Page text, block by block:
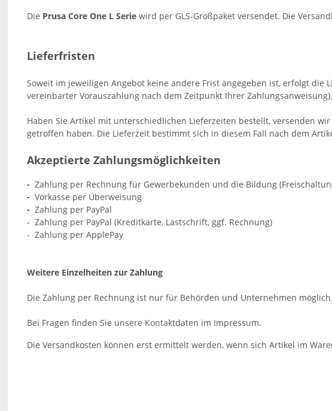
Die Prusa Core One L Serie wird per GLS-Großpaket versendet. Die
Lieferfristen
Soweit im jeweiligen Angebot keine andere Frist angegeben ist, erfolgt
vereinbarter Vorauszahlung nach dem Zeitpunkt Ihrer Zahlungsanweisung).
Haben Sie Artikel mit unterschiedlichen Lieferzeiten bestellt, versenden
getroffen haben. Die Lieferzeit bestimmt sich in diesem Fall nach dem
Akzeptierte Zahlungsmöglichkeiten
- Zahlung per Rechnung für Gewerbekunden und die Bildung
-Vorkasse per Überweisung
- Zahlung per PayPal
- Zahlung per PayPal (Kreditkarte, Lastschrift, ggf. Rechnung)
- Zahlung per ApplePay
Weitere Einzelheiten zur Zahlung
Die Zahlung per Rechnung ist nur für Behörden und Unternehmen möglich.
Bei Fragen finden Sie unsere Kontaktdaten im Impressum.
Die Versandkosten können erst ermittelt werden, wenn sich Artikel im